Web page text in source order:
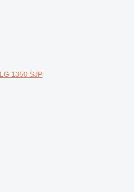
1350 SJP